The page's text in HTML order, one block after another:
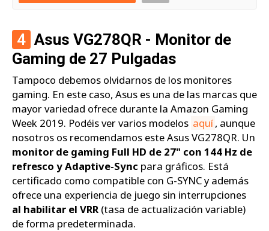
4 Asus VG278QR - Monitor de
Gaming de 27 Pulgadas
Tampoco debemos olvidarnos de los monitores
gaming. En este caso, Asus es una de las marcas que
mayor variedad ofrece durante la Amazon Gaming
Week 2019. Podéis ver varios modelos aquí, aunque
nosotros os recomendamos este Asus VG278QR. Un
monitor de gaming Full HD de 27" con 144 Hz de
refresco y Adaptive-Sync para gráficos. Está
certificado como compatible con G-SYNC y además
ofrece una experiencia de juego sin interrupciones
al habilitar el VRR (tasa de actualización variable)
de forma predeterminada.